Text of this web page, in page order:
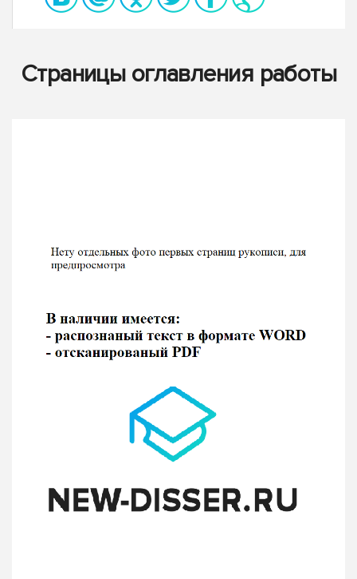
Страницы оглавления работы